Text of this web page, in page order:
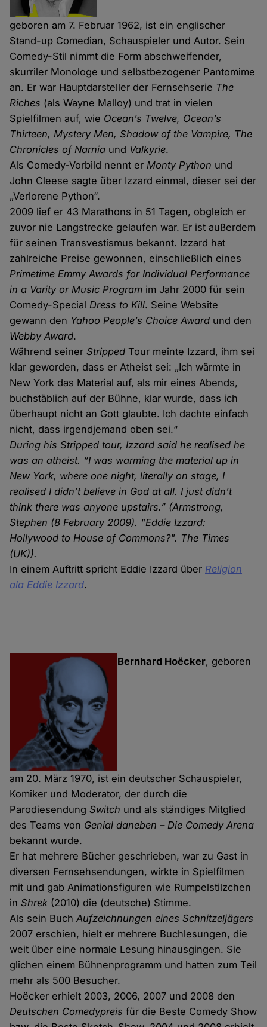
geboren am 7. Februar 1962, ist ein englischer
Stand-up Comedian, Schauspieler und Autor. Sein
Comedy-Stil nimmt die Form abschweifender,
skurriler Monologe und selbstbezogener Pantomime
an. Er war Hauptdarsteller der Fernsehserie The
Riches (als Wayne Malloy) und trat in vielen
Spielfilmen auf, wie Ocean’s Twelve, Ocean’s
Thirteen, Mystery Men, Shadow of the Vampire, The
Chronicles of Narnia und Valkyrie.
Als Comedy-Vorbild nennt erMonty Python und
John Cleese sagte über Izzard einmal, dieser sei der
„Verlorene Python“.
2009 lief er 43 Marathons in 51 Tagen, obgleich er
zuvor nie Langstrecke gelaufen war. Er ist außerdem
für seinen Transvestismus bekannt. Izzard hat
zahlreiche Preise gewonnen, einschließlich eines
Primetime Emmy Awards for Individual Performance
in a Varity or Music Program im Jahr 2000 für sein
Comedy-SpecialDress to Kill. Seine Website
gewann den Yahoo People’s Choice Award und den
Webby Award.
Während seinerStripped Tour meinte Izzard, ihm sei
klar geworden, dass er Atheist sei: „Ich wärmte in
New York das Material auf, als mir eines Abends,
buchstäblich auf der Bühne, klar wurde, dass ich
überhaupt nicht an Gott glaubte. Ich dachte einfach
nicht, dass irgendjemand oben sei.“
During his Stripped tour, Izzard said he realised he
was an atheist. “I was warming the material up in
New York, where one night, literally on stage, I
realised I didn’t believe in God at all. I just didn’t
think there was anyone upstairs.” (Armstrong,
Stephen (8 February 2009). "Eddie Izzard:
Hollywood to House of Commons?". The Times
(UK)).
In einem Auftritt spricht Eddie Izzard über Religion
ala Eddie Izzard.
Bernhard Hoëcker, geboren
am 20. März 1970, ist ein deutscher Schauspieler,
Komiker und Moderator, der durch die
ParodiesendungSwitch und als ständiges Mitglied
des Teams von Genial daneben – Die Comedy Arena
bekannt wurde.
Er hat mehrere Bücher geschrieben, war zu Gast in
diversen Fernsehsendungen, wirkte in Spielfilmen
mit und gab Animationsfiguren wie Rumpelstilzchen
inShrek (2010) die (deutsche) Stimme.
Als sein BuchAufzeichnungen eines Schnitzeljägers
2007 erschien, hielt er mehrere Buchlesungen, die
weit über eine normale Lesung hinausgingen. Sie
glichen einem Bühnenprogramm und hatten zum Teil
mehr als 500 Besucher.
Hoëcker erhielt 2003, 2006, 2007 und 2008 den
Deutschen Comedypreis für die Beste Comedy Show